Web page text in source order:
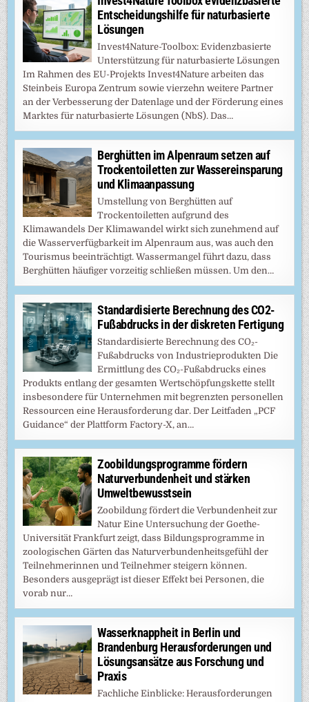
Entscheidungshilfe für naturbasierte
Lösungen
Invest4Nature-Toolbox: Evidenzbasierte
Unterstützung für naturbasierte Lösungen
Im Rahmen des EU-Projekts Invest4Nature arbeiten das
Steinbeis Europa Zentrum sowie vierzehn weitere Partner
an der Verbesserung der Datenlage und der Förderung eines
Marktes für naturbasierte Lösungen (NbS). Das…
Berghütten im Alpenraum setzen auf
Trockentoiletten zur Wassereinsparung
und Klimaanpassung
Umstellung von Berghütten auf
Trockentoiletten aufgrund des
Klimawandels Der Klimawandel wirkt sich zunehmend auf
die Wasserverfügbarkeit im Alpenraum aus, was auch den
Tourismus beeinträchtigt. Wassermangel führt dazu, dass
Berghütten häufiger vorzeitig schließen müssen. Um den…
Standardisierte Berechnung des CO2-
Fußabdrucks in der diskreten Fertigung
Standardisierte Berechnung des CO₂-
Fußabdrucks von Industrieprodukten Die
Ermittlung des CO₂-Fußabdrucks eines
Produkts entlang der gesamten Wertschöpfungskette stellt
insbesondere für Unternehmen mit begrenzten personellen
Ressourcen eine Herausforderung dar. Der Leitfaden „PCF
Guidance“ der Plattform Factory-X, an…
Zoobildungsprogramme fördern
Naturverbundenheit und stärken
Umweltbewusstsein
Zoobildung fördert die Verbundenheit zur
Natur Eine Untersuchung der Goethe-
Universität Frankfurt zeigt, dass Bildungsprogramme in
zoologischen Gärten das Naturverbundenheitsgefühl der
Teilnehmerinnen und Teilnehmer steigern können.
Besonders ausgeprägt ist dieser Effekt bei Personen, die
vorab nur…
Wasserknappheit in Berlin und
Brandenburg Herausforderungen und
Lösungsansätze aus Forschung und
Praxis
Fachliche Einblicke: Herausforderungen